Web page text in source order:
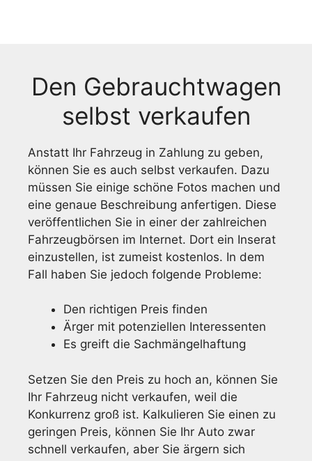
Den Gebrauchtwagen
selbst verkaufen
Anstatt Ihr Fahrzeug in Zahlung zu geben,
können Sie es auch selbst verkaufen. Dazu
müssen Sie einige schöne Fotos machen und
eine genaue Beschreibung anfertigen. Diese
veröffentlichen Sie in einer der zahlreichen
Fahrzeugbörsen im Internet. Dort ein Inserat
einzustellen, ist zumeist kostenlos. In dem
Fall haben Sie jedoch folgende Probleme:
Den richtigen Preis finden
Ärger mit potenziellen Interessenten
Es greift die Sachmängelhaftung
Setzen Sie den Preis zu hoch an, können Sie
Ihr Fahrzeug nicht verkaufen, weil die
Konkurrenz groß ist. Kalkulieren Sie einen zu
geringen Preis, können Sie Ihr Auto zwar
schnell verkaufen, aber Sie ärgern sich